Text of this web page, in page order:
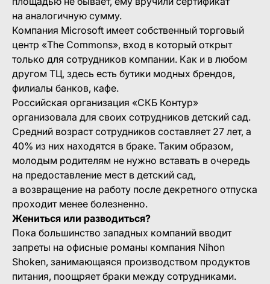
на аналогичную сумму.
Компания Microsoft имеет собственный торговый
центр «The Commons», вход в который открыт
только для сотрудников компании. Как и в любом
другом ТЦ, здесь есть бутики модных брендов,
филиалы банков, кафе.
Российская организация «СКБ Контур»
организовала для своих сотрудников детский сад.
Средний возраст сотрудников составляет 27 лет, а
40% из них находятся в браке. Таким образом,
молодым родителям не нужно вставать в очередь
на предоставление мест в детский сад,
а возвращение на работу после декретного отпуска
проходит менее болезненно.
Жениться или разводиться?
Пока большинство западных компаний вводит
запреты на офисные романы компания Nihon
Shoken, занимающаяся производством продуктов
питания, поощряет браки между сотрудниками.